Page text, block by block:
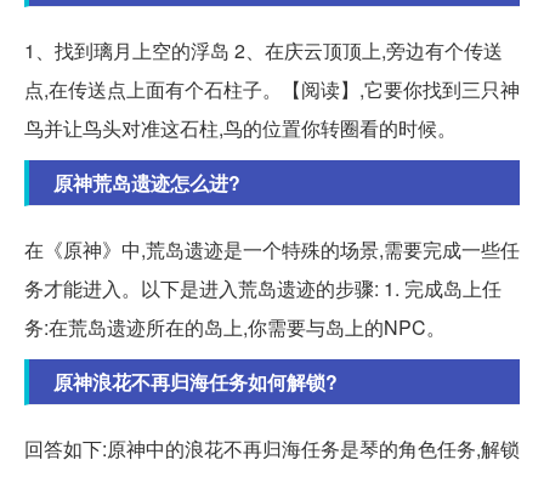
1、找到璃月上空的浮岛 2、在庆云顶顶上,旁边有个传送
点,在传送点上面有个石柱子。【阅读】,它要你找到三只神
鸟并让鸟头对准这石柱,鸟的位置你转圈看的时候。
原神荒岛遗迹怎么进?
在《原神》中,荒岛遗迹是一个特殊的场景,需要完成一些任
务才能进入。以下是进入荒岛遗迹的步骤: 1. 完成岛上任
务:在荒岛遗迹所在的岛上,你需要与岛上的NPC。
原神浪花不再归海任务如何解锁?
回答如下:原神中的浪花不再归海任务是琴的角色任务,解锁